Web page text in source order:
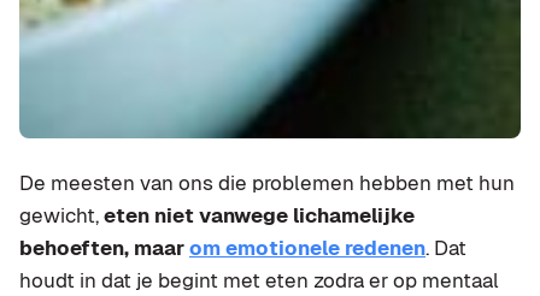
De meesten van ons die problemen hebben met hun
gewicht,eten niet vanwege lichamelijke
behoeften, maarom emotionele redenen. Dat
houdt in dat je begint met eten zodra er op mentaal